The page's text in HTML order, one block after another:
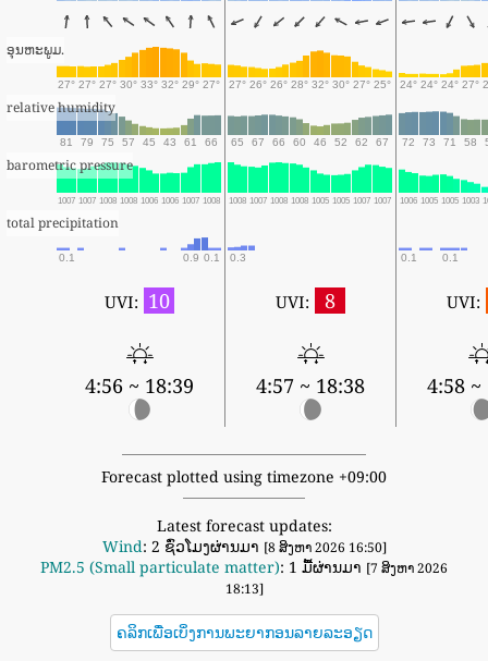
ອຸນຫະພູມ.
27° 27° 27° 30° 33° 32° 29° 27° 27° 26° 26° 28° 32° 30° 27° 25° 24° 24° 24° 27°
relative humidity
81 79 75 57 45 43 61 66 65 67 66 60 46 52 62 67 72 73 71 58
barometric pressure
1007 1007 1008 1008 1006 1006 1007 1008 1008 1007 1008 1008 1005 1005 1007 1007 1006 1005 1005 1003
total precipitation
0.1 0.9 0.1 0.3 0.1 0.1
UVI: 10
4:56 ~ 18:39
UVI: 8
4:57 ~ 18:38
UVI:
4:58 ~
Forecast plotted using timezone +09:00
Latest forecast updates:
Wind: 2 ຊົ່ວໂມງຜ່ານມາ [8 ສິງຫາ 2026 16:50]
PM2.5 (Small particulate matter): 1 ມື້ຜ່ານມາ [7 ສິງຫາ 2026
18:13]
ຄລິກເພື່ອເບິ່ງການພະຍາກອນລາຍລະອຽດ